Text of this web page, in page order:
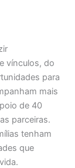
vínculos, do
para
mais
de 40
parceiras.
tenham
que